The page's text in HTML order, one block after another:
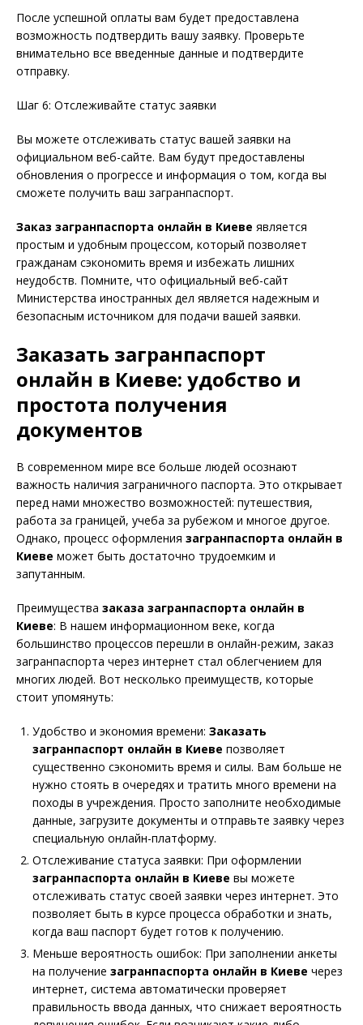
После успешной оплаты вам будет предоставлена
возможность подтвердить вашу заявку. Проверьте
внимательно все введенные данные и подтвердите
отправку.
Шаг 6: Отслеживайте статус заявки
Вы можете отслеживать статус вашей заявки на
официальном веб-сайте. Вам будут предоставлены
обновления о прогрессе и информация о том, когда вы
сможете получить ваш загранпаспорт.
Заказ загранпаспорта онлайн в Киеве является
простым и удобным процессом, который позволяет
гражданам сэкономить время и избежать лишних
неудобств. Помните, что официальный веб-сайт
Министерства иностранных дел является надежным и
безопасным источником для подачи вашей заявки.
Заказать загранпаспорт
онлайн в Киеве: удобство и
простота получения
документов
В современном мире все больше людей осознают
важность наличия заграничного паспорта. Это открывает
перед нами множество возможностей: путешествия,
работа за границей, учеба за рубежом и многое другое.
Однако, процесс оформления загранпаспорта онлайн в
Киеве может быть достаточно трудоемким и
запутанным.
Преимущества заказа загранпаспорта онлайн в
Киеве: В нашем информационном веке, когда
большинство процессов перешли в онлайн-режим, заказ
загранпаспорта через интернет стал облегчением для
многих людей. Вот несколько преимуществ, которые
стоит упомянуть:
Удобство и экономия времени: Заказать
загранпаспорт онлайн в Киеве позволяет
существенно сэкономить время и силы. Вам больше не
нужно стоять в очередях и тратить много времени на
походы в учреждения. Просто заполните необходимые
данные, загрузите документы и отправьте заявку через
специальную онлайн-платформу.
Отслеживание статуса заявки: При оформлении
загранпаспорта онлайн в Киеве вы можете
отслеживать статус своей заявки через интернет. Это
позволяет быть в курсе процесса обработки и знать,
когда ваш паспорт будет готов к получению.
Меньше вероятность ошибок: При заполнении анкеты
на получение загранпаспорта онлайн в Киеве через
интернет, система автоматически проверяет
правильность ввода данных, что снижает вероятность